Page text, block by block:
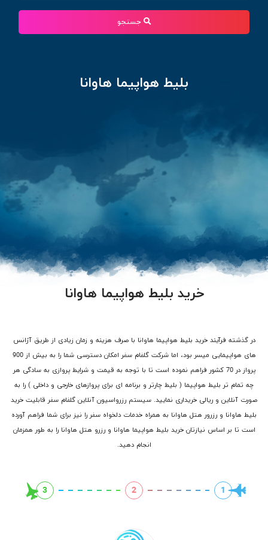
جستجو
بلیط هواپیما هاوانا
خرید بلیط هواپیما هاوانا
در گذشته فرآیند خرید بلیط هواپیما هاوانا با صرف هزینه و زمان زیادی از طریق آژانس
های هواپیمایی میسر بود، اما شرکت گلفام سفر امکان دسترسی شما را به بیش از 900
پرواز در 70 کشور فراهم نموده است تا با توجه به قیمت و شرایط پروازی به سادگی هر
چه تمام تر بلیط هواپیما ( بلیط چارتر و برنامه ای برای پروازهای خارجی و داخلی ) را به
صورت آنلاین و ریالی خریداری نمایید. سیستم رزرواسیون آنلاین گلفام سفر قابلیت خرید
بلیط هاوانا و رزرور هتل هاوانا به همراه خدمات دلخواه سفر را نیز برای شما فراهم آورده
است تا بر اساس نیازتان خرید بلیط هواپیما هاوانا و رزرو هتل هاوانا را به طور همزمان
انجام دهید.
1
2
3